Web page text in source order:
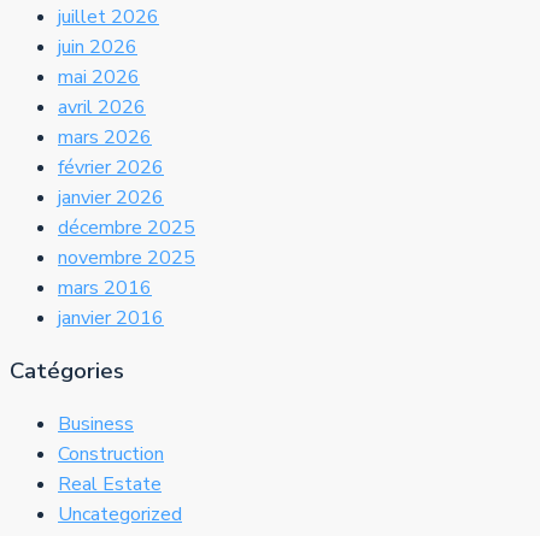
juillet 2026
juin 2026
mai 2026
avril 2026
mars 2026
février 2026
janvier 2026
décembre 2025
novembre 2025
mars 2016
janvier 2016
Catégories
Business
Construction
Real Estate
Uncategorized